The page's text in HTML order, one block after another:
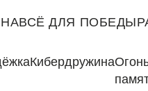
ВСЁ ДЛЯ ПОБЕДЫ
Кибердружина